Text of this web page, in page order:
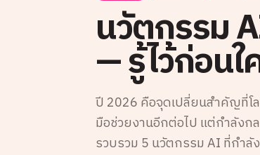
นวัตกรรม
— รู้ไว้ก่อนใ
ปี 2026 คือจุดเปลี่ยนสำคัญที่โล
มือช่วยงานอีกต่อไป แต่กำลังก
รวบรวม 5 นวัตกรรม AI ที่กำลั